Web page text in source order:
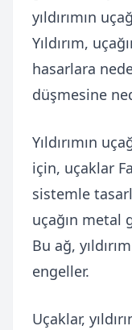
yıldırımın
Yıldırım,
hasarlara
düşmesine
Yıldırımın
için, uçaklar
sistemle
uçağın metal
Bu ağ,
engeller.
Uçaklar,